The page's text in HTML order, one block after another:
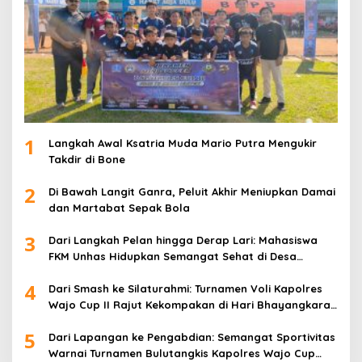
1
Langkah Awal Ksatria Muda Mario Putra Mengukir
Takdir di Bone
2
Di Bawah Langit Ganra, Peluit Akhir Meniupkan Damai
dan Martabat Sepak Bola
3
Dari Langkah Pelan hingga Derap Lari: Mahasiswa
FKM Unhas Hidupkan Semangat Sehat di Desa
4
Dari Smash ke Silaturahmi: Turnamen Voli Kapolres
Wajo Cup II Rajut Kekompakan di Hari Bhayangkara
5
Dari Lapangan ke Pengabdian: Semangat Sportivitas
Warnai Turnamen Bulutangkis Kapolres Wajo Cup